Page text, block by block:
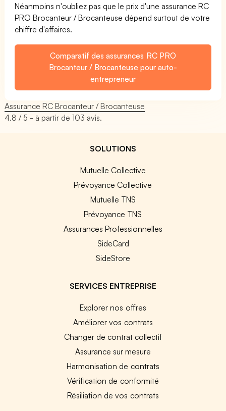
Néanmoins n'oubliez pas que le prix d'une assurance RC
PRO Brocanteur / Brocanteuse dépend surtout de votre
chiffre d'affaires.
Comparatif des assurances RC PRO
Brocanteur / Brocanteuse pour auto-
entrepreneur
Assurance RC Brocanteur / Brocanteuse
4.8 / 5 - à partir de103 avis.
SOLUTIONS
Mutuelle Collective
Prévoyance Collective
Mutuelle TNS
Prévoyance TNS
Assurances Professionnelles
SideCard
SideStore
SERVICES ENTREPRISE
Explorer nos offres
Améliorer vos contrats
Changer de contrat collectif
Assurance sur mesure
Harmonisation de contrats
Vérification de conformité
Résiliation de vos contrats